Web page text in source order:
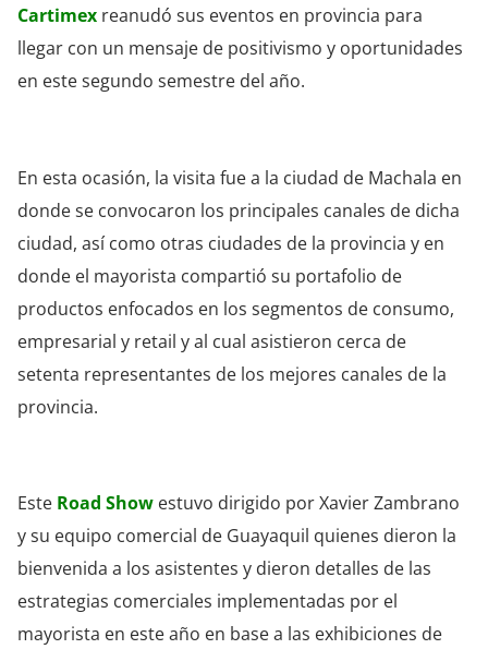
Cartimex reanudó sus eventos en provincia para
llegar con un mensaje de positivismo y oportunidades
en este segundo semestre del año.
En esta ocasión, la visita fue a la ciudad de Machala en
donde se convocaron los principales canales de dicha
ciudad, así como otras ciudades de la provincia y en
donde el mayorista compartió su portafolio de
productos enfocados en los segmentos de consumo,
empresarial y retail y al cual asistieron cerca de
setenta representantes de los mejores canales de la
provincia.
Este Road Show estuvo dirigido por Xavier Zambrano
y su equipo comercial de Guayaquil quienes dieron la
bienvenida a los asistentes y dieron detalles de las
estrategias comerciales implementadas por el
mayorista en este año en base a las exhibiciones de